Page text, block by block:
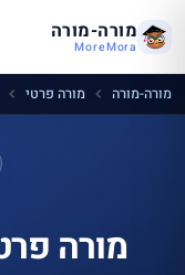
מורה-מורה
MoreMora
מורה-מורה מורה פרטי
מורה